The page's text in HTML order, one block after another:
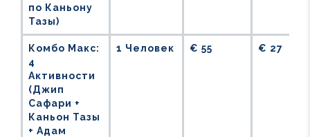
по Каньону
Тазы)
Комбо Макс:
4
Активности
(Джип
Сафари +
Каньон Тазы
+ Адам
1 Человек € 55 € 27